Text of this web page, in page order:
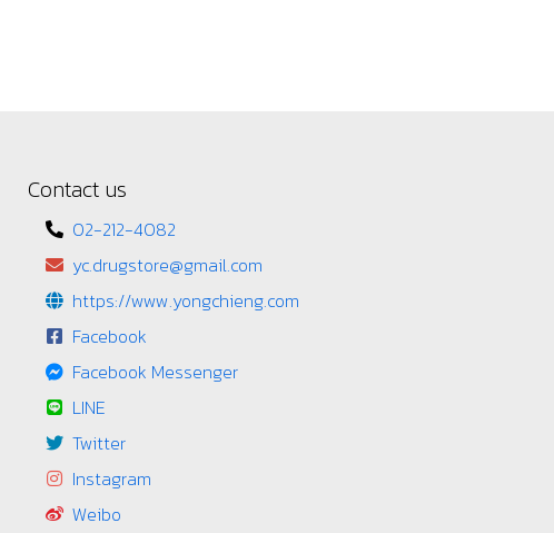
Contact us
02-212-4082
yc.drugstore@gmail.com
https://www.yongchieng.com
Facebook
Facebook Messenger
LINE
Twitter
Instagram
Weibo